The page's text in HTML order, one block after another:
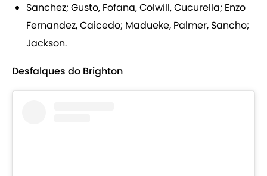
Sanchez; Gusto, Fofana, Colwill, Cucurella; Enzo
Fernandez, Caicedo; Madueke, Palmer, Sancho;
Jackson.
Desfalques do Brighton